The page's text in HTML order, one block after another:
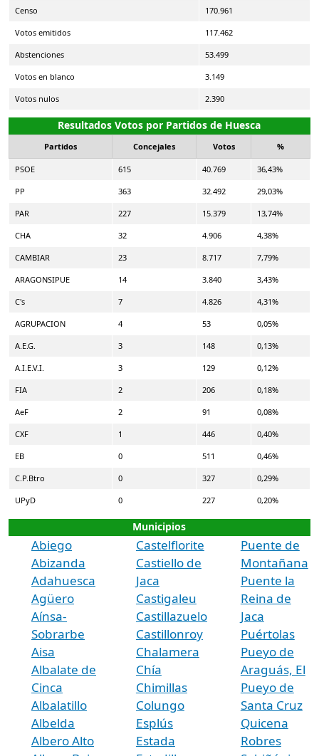
Censo 170.961
Votos emitidos 117.462
Abstenciones 53.499
Votos en blanco 3.149
Votos nulos 2.390
Resultados Votos por Partidos de Huesca
Partidos Concejales Votos %
PSOE 615 40.769 36,43%
PP 363 32.492 29,03%
PAR 227 15.379 13,74%
CHA 32 4.906 4,38%
CAMBIAR 23 8.717 7,79%
ARAGONSIPUE 14 3.840 3,43%
C's 7 4.826 4,31%
AGRUPACION 4 53 0,05%
A.E.G. 3 148 0,13%
A.I.E.V.I. 3 129 0,12%
FIA 2 206 0,18%
AeF 2 91 0,08%
CXF 1 446 0,40%
EB 0 511 0,46%
C.P.Btro 0 327 0,29%
UPyD 0 227 0,20%
Municipios
Abiego
Abizanda
Adahuesca
Agüero
Aínsa-
Sobrarbe
Aisa
Albalate de
Cinca
Albalatillo
Albelda
Albero Alto
Castelflorite
Castiello de
Jaca
Castigaleu
Castillazuelo
Castillonroy
Chalamera
Chía
Chimillas
Colungo
Esplús
Estada
Puente de
Montañana
Puente la
Reina de
Jaca
Puértolas
Pueyo de
Araguás, El
Pueyo de
Santa Cruz
Quicena
Robres